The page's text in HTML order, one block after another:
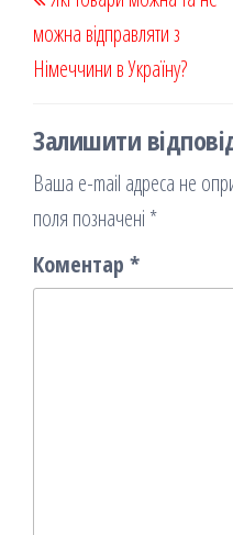
записів
запис
можна відправляти з
Німеччини в Україну?
Залишити
Ваша e-mail адреса не
поля позначені *
Коментар *